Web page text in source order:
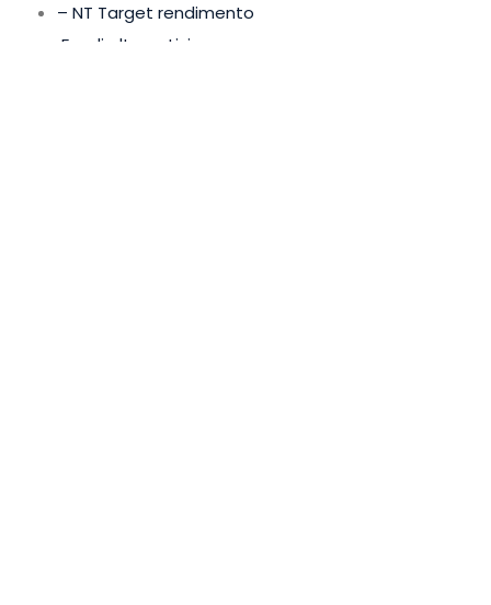
– NT Target rendimento
– Fondi alternativi